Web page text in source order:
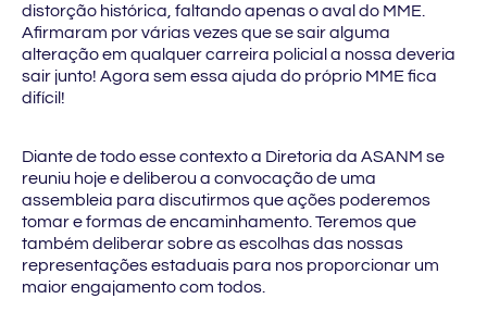
distorção histórica, faltando apenas o aval do MME.
Afirmaram por várias vezes que se sair alguma
alteração em qualquer carreira policial a nossa deveria
sair junto! Agora sem essa ajuda do próprio MME fica
difícil!
Diante de todo esse contexto a Diretoria da ASANM se
reuniu hoje e deliberou a convocação de uma
assembleia para discutirmos que ações poderemos
tomar e formas de encaminhamento. Teremos que
também deliberar sobre as escolhas das nossas
representações estaduais para nos proporcionar um
maior engajamento com todos.